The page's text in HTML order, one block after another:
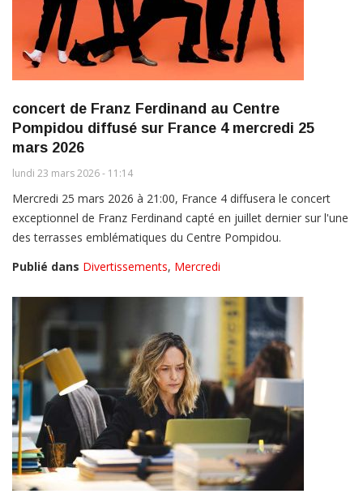
concert de Franz Ferdinand au Centre
Pompidou diffusé sur France 4 mercredi 25
mars 2026
lundi 23 mars 2026 - 11:14
Mercredi 25 mars 2026 à 21:00, France 4 diffusera le concert
exceptionnel de Franz Ferdinand capté en juillet dernier sur l'une
des terrasses emblématiques du Centre Pompidou.
Publié dans Divertissements, Mercredi